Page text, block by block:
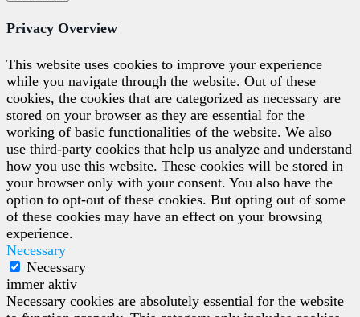
Privacy Overview
This website uses cookies to improve your experience
while you navigate through the website. Out of these
cookies, the cookies that are categorized as necessary are
stored on your browser as they are essential for the
working of basic functionalities of the website. We also
use third-party cookies that help us analyze and understand
how you use this website. These cookies will be stored in
your browser only with your consent. You also have the
option to opt-out of these cookies. But opting out of some
of these cookies may have an effect on your browsing
experience.
Necessary
Necessary
immer aktiv
Necessary cookies are absolutely essential for the website